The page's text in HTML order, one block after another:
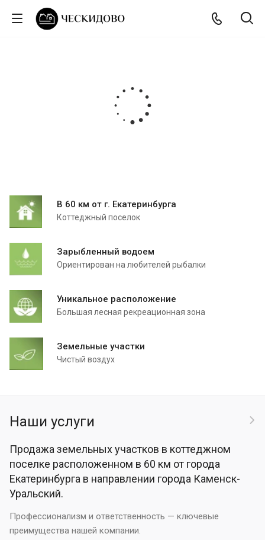
В 60 км от г. Екатеринбурга
Коттеджный поселок
Зарыбленный водоем
Ориентирован на любителей рыбалки
Уникальное расположение
Большая лесная рекреационная зона
Земельные участки
Чистый воздух
Наши услуги
Продажа земельных участков в коттеджном
поселке расположенном в 60 км от города
Екатеринбурга в направлении города Каменск-
Уральский.
Профессионализм и ответственность — ключевые
преимущества нашей компании.